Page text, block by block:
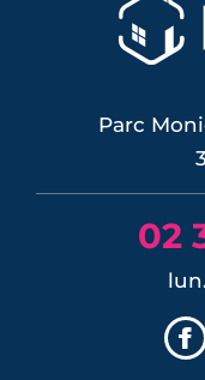
DPE, atout
avant
Parc
02